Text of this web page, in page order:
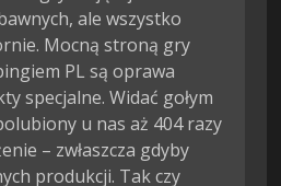
ale wszystko
Mocną stroną gry
PL są oprawa
specjalne. Widać gołym
u nas aż 404 razy
– zwłaszcza gdyby
produkcji. Tak czy